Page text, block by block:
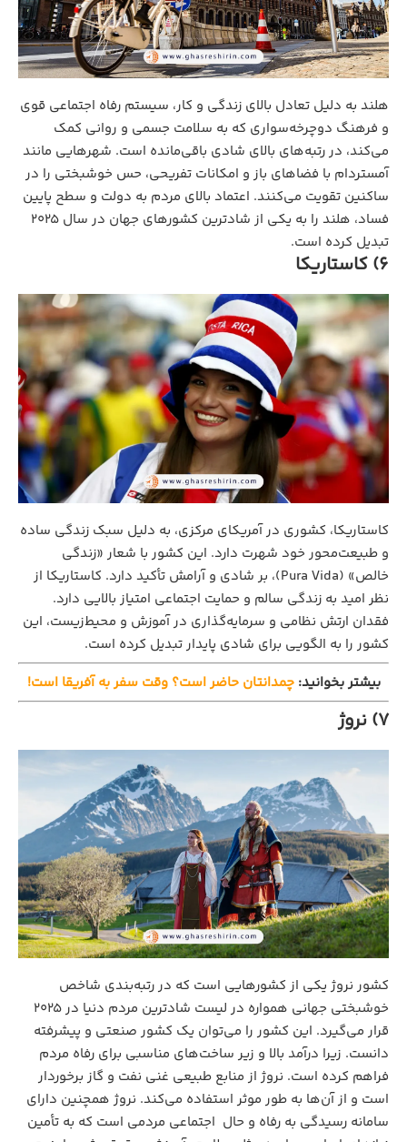
هلند به دلیل تعادل بالای زندگی و کار، سیستم رفاه اجتماعی قوی
و فرهنگ دوچرخه‌سواری که به سلامت جسمی و روانی کمک
می‌کند، در رتبه‌های بالای شادی باقی‌مانده است. شهرهایی مانند
آمستردام با فضاهای باز و امکانات تفریحی، حس خوشبختی را در
ساکنین تقویت می‌کنند. اعتماد بالای مردم به دولت و سطح پایین
فساد، هلند را به یکی از شادترین کشورهای جهان در سال 2025
تبدیل کرده است.
6) کاستاریکا
کاستاریکا، کشوری در آمریکای مرکزی، به دلیل سبک زندگی ساده
و طبیعت‌محور خود شهرت دارد. این کشور با شعار «زندگی
خالص» (Pura Vida)، بر شادی و آرامش تأکید دارد. کاستاریکا از
نظر امید به زندگی سالم و حمایت اجتماعی امتیاز بالایی دارد.
فقدان ارتش نظامی و سرمایه‌گذاری در آموزش و محیط‌زیست، این
کشور را به الگویی برای شادی پایدار تبدیل کرده است.
بیشتر بخوانید:چمدانتان حاضر است؟ وقت سفر به آفریقا است!
7) نروژ
کشور نروژ یکی از کشورهایی است که در رتبه‌بندی شاخص
خوشبختی جهانی همواره در لیست شادترین مردم دنیا در 2025
قرار می‌گیرد. این کشور را می‌توان یک کشور صنعتی و پیشرفته
دانست. زیرا درآمد بالا و زیر ساخت‌های مناسبی برای رفاه مردم
فراهم کرده است. نروژ از منابع طبیعی غنی نفت و گاز برخوردار
است و از آن‌ها به‌ طور موثر استفاده می‌کند. نروژ همچنین دارای
سامانه رسیدگی به رفاه و حال اجتماعی مردمی است که به تأمین